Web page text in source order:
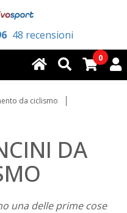
48 recensioni
0
da ciclismo
DA
una delle prime cose